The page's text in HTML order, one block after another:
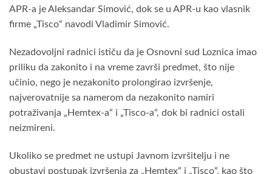
APR-a je Aleksandar Simović, dok se u APR-u kao vlasnik
firme „Tisco“ navodi Vladimir Simović.
Nezadovoljni radnici ističu da je Osnovni sud Loznica imao
priliku da zakonito i na vreme završi predmet, što nije
učinio, nego je nezakonito prolongirao izvršenje,
najverovatnije sa namerom da nezakonito namiri
potraživanja „Hemtex-a“ i „Tisco-a“, dok bi radnici ostali
neizmireni.
Ukoliko se predmet ne ustupi Javnom izvršitelju i ne
obustavi postupak izvršenja za „Hemtex“ i „Tisco“, kao što